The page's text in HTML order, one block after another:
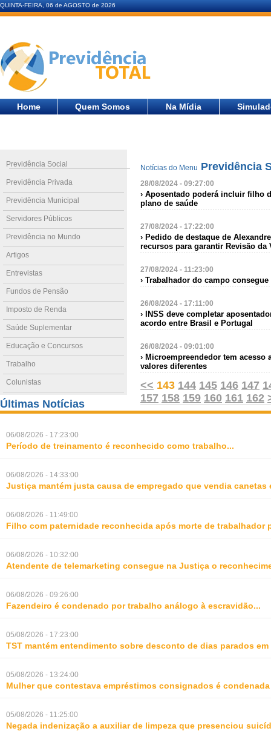
QUINTA-FEIRA, 06 de AGOSTO de 2026
Home Quem Somos Na Mídia
Previdência Social
Previdência Privada
Previdência Municipal
Servidores Públicos
Previdência no Mundo
Artigos
Entrevistas
Fundos de Pensão
Imposto de Renda
Saúde Suplementar
Educação e Concursos
Trabalho
Colunistas
Notícias do Menu Previdência
28/08/2024 - 09:27:00
› Aposentado poderá incluir filho
plano de saúde
27/08/2024 - 17:22:00
› Pedido de destaque de
recursos para garantir Revisão da
27/08/2024 - 11:23:00
› Trabalhador do campo
26/08/2024 - 17:11:00
› INSS deve completar
acordo entre Brasil e Portugal
26/08/2024 - 09:01:00
› Microempreendedor tem
valores diferentes
<< 143 144 145 146 147
157 158 159 160 161 162
Últimas Notícias
06/08/2026 - 17:23:00
Período de treinamento é reconhecido como trabalho...
06/08/2026 - 14:33:00
Justiça mantém justa causa de empregado que vendia canetas
06/08/2026 - 11:49:00
Filho com paternidade reconhecida após morte de trabalhador
06/08/2026 - 10:32:00
Atendente de telemarketing consegue na Justiça o
06/08/2026 - 09:26:00
Fazendeiro é condenado por trabalho análogo à escravidão...
05/08/2026 - 17:23:00
TST mantém entendimento sobre desconto de dias parados
05/08/2026 - 13:24:00
Mulher que contestava empréstimos consignados é
05/08/2026 - 11:25:00
Negada indenização a auxiliar de limpeza que presenciou